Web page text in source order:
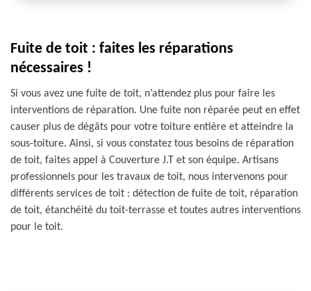
Fuite de toit : faites les réparations
nécessaires !
Si vous avez une fuite de toit, n’attendez plus pour faire les
interventions de réparation. Une fuite non réparée peut en effet
causer plus de dégâts pour votre toiture entière et atteindre la
sous-toiture. Ainsi, si vous constatez tous besoins de réparation
de toit, faites appel à Couverture J.T et son équipe. Artisans
professionnels pour les travaux de toit, nous intervenons pour
différents services de toit : détection de fuite de toit, réparation
de toit, étanchéité du toit-terrasse et toutes autres interventions
pour le toit.